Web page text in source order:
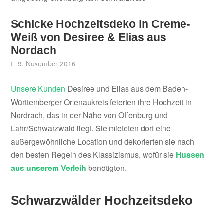
Schicke Hochzeitsdeko in Creme-
Weiß von Desiree & Elias aus
Nordach
9. November 2016
Unsere Kunden Desiree und Elias aus dem Baden-
Württemberger Ortenaukreis feierten ihre Hochzeit in
Nordrach, das in der Nähe von Offenburg und
Lahr/Schwarzwald liegt. Sie mieteten dort eine
außergewöhnliche Location und dekorierten sie nach
den besten Regeln des Klassizismus, wofür sie Hussen
aus unserem Verleih benötigten.
Schwarzwälder Hochzeitsdeko